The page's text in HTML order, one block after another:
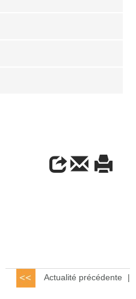
Actualité précédente |